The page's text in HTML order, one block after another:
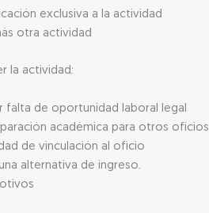
exclusiva a la actividad
otra actividad
la actividad:
falta de oportunidad laboral legal
académica para otros oficios
de vinculación al oficio
alternativa de ingreso.